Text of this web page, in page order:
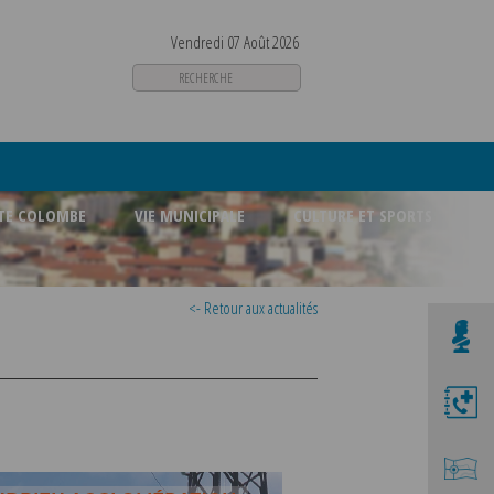
Vendredi 07 Août 2026
COLOMBE VIE MUNICIPALE CULTURE ET SPORTS
<- Retour aux actualités